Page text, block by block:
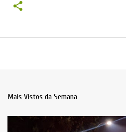
Mais Vistos da Semana